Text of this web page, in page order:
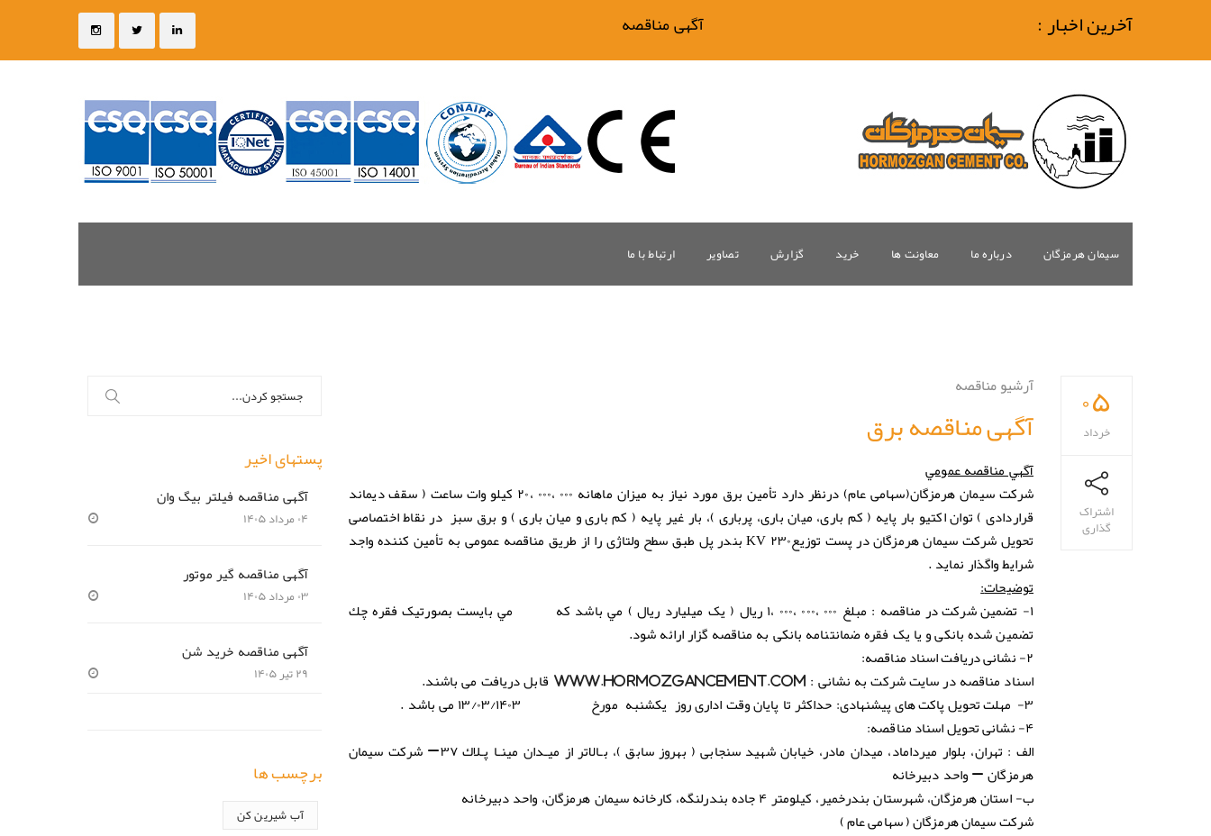
آخرین اخبار : آگهی مناقصه فیلتر بیگ وان
ارتباط با ما تصاویر گزارش خرید معاونت ها درباره ما سیمان هرمزگان
۰۵
خرداد
اشتراک
گذاری
آرشیو مناقصه
آگهی مناقصه برق
آگهي مناقصه عمومي
شرکت سیمان هرمزگان(سهامی عام) درنظر دارد تأمین برق مورد نیاز به میزان ماهانه ۰۰۰ ،۰۰۰ ،۲۰ کیلو وات ساعت ( سقف دیماند
قراردادی ) توان اکتیو بار پایه ( کم باری، میان باری، پرباری )، بار غیر پایه ( کم باری و میان باری ) و برق سبز در نقاط اختصاصی
تحویل شرکت سیمان هرمزگان در پست توزیع
KV۲۳۰ بندر پل طبق سطح ولتاژی را از طریق مناقصه عمومی به تأمین کننده واجد
شرایط واگذار نماید .
توضیحات:
۱- تضمین شركت در مناقصه
: مبلغ ۰۰۰ ،۰۰۰ ،۰۰۰ ،۱ ريال ( یک میلیارد ریال ) مي باشد كه مي بايست بصورتیک فقره چك
تضمین شده بانکی و یا یک فقره ضمانتنامه بانکی به مناقصه گزار ارائه شود.
۲- نشانی دریافت اسناد مناقصه:
اسناد مناقصه در سایت شرکت به نشانی : www.hormozgancement.com قابل دریافت می باشند.
۳- مهلت تحویل پاکت های پیشنهادی: حداکثر تا پایان وقت اداری روز یکشنبه مورخ ۱۳/۰۳/۱۴۰۳ می باشد .
۴- نشانی تحویل اسناد مناقصه:
الف : تهران، بلوار میرداماد، میدان مادر، خیابان شهید سنجابی ( بهروز سابق )، بـالاتر از میـدان مینـا پـلاك ۳۷– شرکت سیمان
هرمزگان – واحد دبیرخانه
ب- استان هرمزگان، شهرستان بندرخمير، كيلومتر ۴ جاده بندرلنگه، كارخانه سيمان هرمزگان، واحد دبیرخانه
شرکت سیمان هرمزگان ( سهامی عام )
برای:
پستهای اخیر
آگهی مناقصه فیلتر بیگ وان
۰۴ مرداد ۱۴۰۵
آگهی مناقصه گیر موتور
۰۳ مرداد ۱۴۰۵
آگهی مناقصه خرید شن
۲۹ تیر ۱۴۰۵
برچسب ها
آب شیرین کن